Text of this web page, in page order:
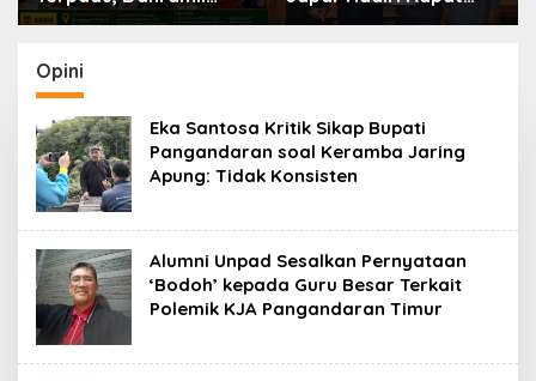
Sukaraja Hadiri Rekam
Mata, dan Bazar
UMKM
Paripurna DPRD Bahas
Opini
Eka Santosa Kritik Sikap Bupati
Pangandaran soal Keramba Jaring
Apung: Tidak Konsisten
Alumni Unpad Sesalkan Pernyataan
‘Bodoh’ kepada Guru Besar Terkait
Polemik KJA Pangandaran Timur